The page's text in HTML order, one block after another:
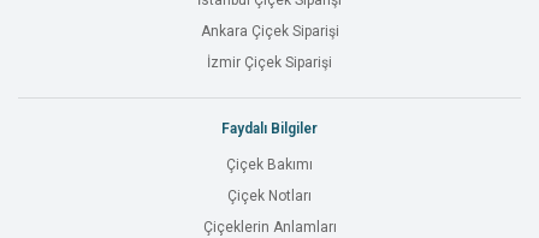
Ankara Çiçek Siparişi
İzmir Çiçek Siparişi
Faydalı Bilgiler
Çiçek Bakımı
Çiçek Notları
Çiçeklerin Anlamları